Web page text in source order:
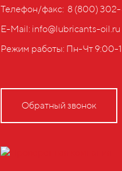
Телефон/факс: ‎ 8 (800)
E-Mail: info@lubricants-oil.ru
Режим работы: Пн-Чт 9:00-
Обратный звонок